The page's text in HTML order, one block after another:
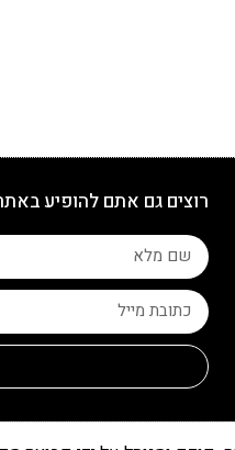
רוצים גם אתם להופיע